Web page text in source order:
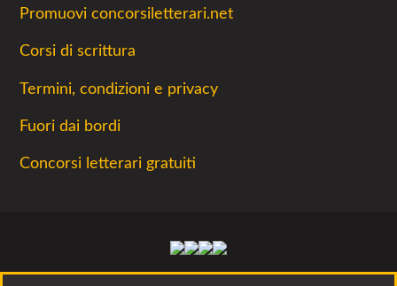
Promuovi concorsiletterari.net
Corsi di scrittura
Termini, condizioni e privacy
Fuori dai bordi
Concorsi letterari gratuiti
Facebook
Twitter
Instagram
Youtube